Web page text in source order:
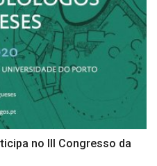
no III Congresso da